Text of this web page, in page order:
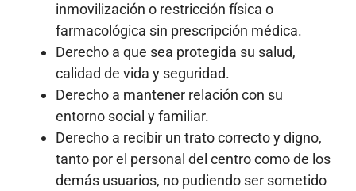
inmovilización o restricción física o
farmacológica sin prescripción médica.
Derecho a que sea protegida su salud,
calidad de vida y seguridad.
Derecho a mantener relación con su
entorno social y familiar.
Derecho a recibir un trato correcto y digno,
tanto por el personal del centro como de los
demás usuarios, no pudiendo ser sometido